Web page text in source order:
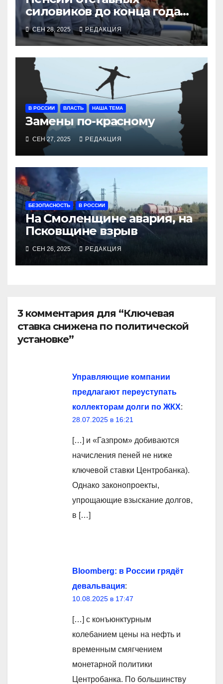
силовиков до конца года
повысятся вместе с
окладами действующих
СЕН 28, 2025 РЕДАКЦИЯ
В РОССИИ ВЛАСТЬ НАША ТЕМА
Замены по-красному
СЕН 27, 2025 РЕДАКЦИЯ
БЕЗОПАСНОСТЬ В РОССИИ
На Смоленщине авария, на
Псковщине взрыв
СЕН 26, 2025 РЕДАКЦИЯ
3 комментария для “Ключевая
ставка снижена по политической
установке”
Управляющие компании
предлагают переуступать
коллекторам долги по ЖКХ:
28.07.2025 в 16:21
[…] и «Газпром» добиваются
начисления пеней не ниже
ключевой ставки Центробанка).
Однако законопроекты,
упрощающие взыскание долгов,
в […]
Bloomberg: в России грядёт
девальвация:
10.08.2025 в 17:47
[…] с конъюнктурным
колебанием цены на нефть и
временным смягчением
монетарной политики
Центробанка. По большинству